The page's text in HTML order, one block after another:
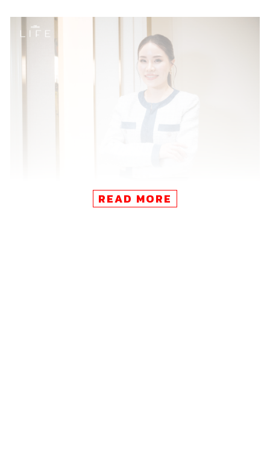
จากศิลปะบนวัตถุ…สู่ศิลปะบนใบหน้า ความเป็นศิลปินในสาย
READ MORE